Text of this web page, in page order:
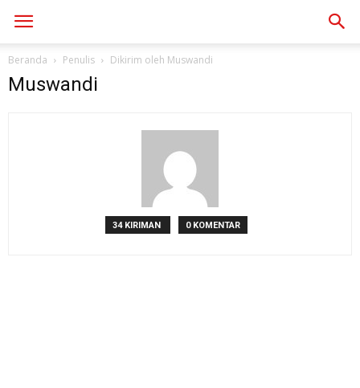
Beranda Penulis Dikirim oleh Muswandi
Muswandi
34 KIRIMAN 0 KOMENTAR